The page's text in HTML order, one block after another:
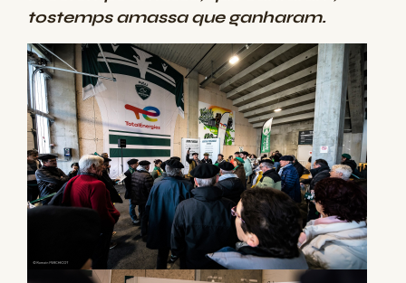
tostemps amassa que ganharam.